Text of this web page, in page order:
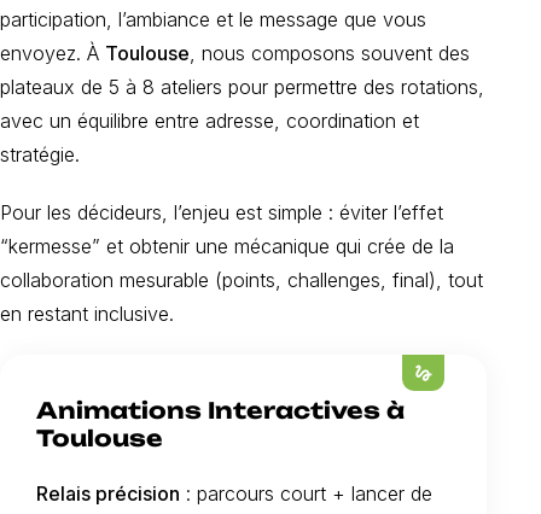
participation, l’ambiance et le message que vous
envoyez. À Toulouse, nous composons souvent des
plateaux de 5 à 8 ateliers pour permettre des rotations,
avec un équilibre entre adresse, coordination et
stratégie.
Pour les décideurs, l’enjeu est simple : éviter l’effet
“kermesse” et obtenir une mécanique qui crée de la
collaboration mesurable (points, challenges, final), tout
en restant inclusive.
Animations Interactives à
Toulouse
Relais précision : parcours court + lancer de
gesture